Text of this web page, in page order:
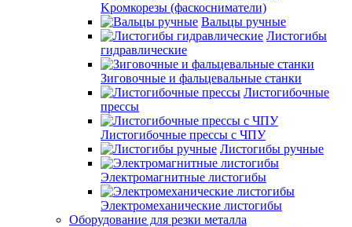
Kромкорезы (фаскосниматели)
Вальцы ручные
Листогибы
гидравлические
Зиговочные и фальцевальные станки
Листогибочные
прессы
Листогибочные прессы с ЧПУ
Листогибы ручные
Электромагнитные листогибы
Электромеханические листогибы
Оборудование для резки металла